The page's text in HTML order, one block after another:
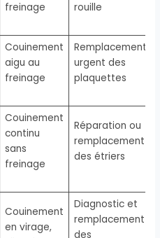
freinage
rouille
Couinement
aigu au
freinage
Remplacement
urgent des
plaquettes
Couinement
continu
sans
freinage
Réparation ou
remplacement
des étriers
Couinement
en virage,
Diagnostic et
remplacement
des